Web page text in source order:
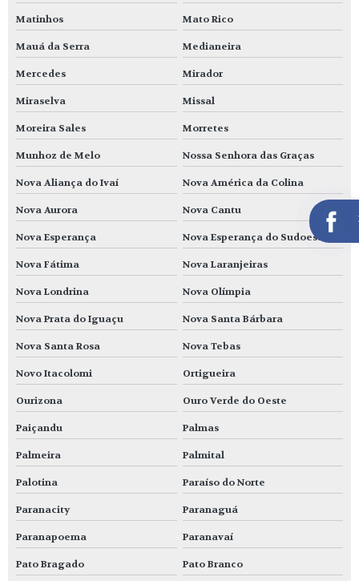
Matinhos Mato Rico
Mauá da Serra Medianeira
Mercedes Mirador
Miraselva Missal
Moreira Sales Morretes
Munhoz de Melo Nossa Senhora das Graças
Nova Aliança do Ivaí Nova América da Colina
Nova Aurora Nova Cantu
Nova Esperança Nova Esperança do Sudoeste
Nova Fátima Nova Laranjeiras
Nova Londrina Nova Olímpia
Nova Prata do Iguaçu Nova Santa Bárbara
Nova Santa Rosa Nova Tebas
Novo Itacolomi Ortigueira
Ourizona Ouro Verde do Oeste
Paiçandu Palmas
Palmeira Palmital
Palotina Paraíso do Norte
Paranacity Paranaguá
Paranapoema Paranavaí
Pato Bragado Pato Branco